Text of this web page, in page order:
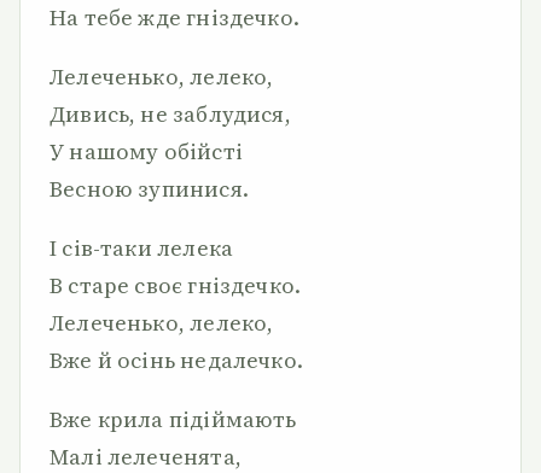
На тебе жде гніздечко.
Лелеченько, лелеко,
Дивись, не заблудися,
У нашому обійсті
Весною зупинися.
І сів-таки лелека
В старе своє гніздечко.
Лелеченько, лелеко,
Вже й осінь недалечко.
Вже крила підіймають
Малі лелеченята,